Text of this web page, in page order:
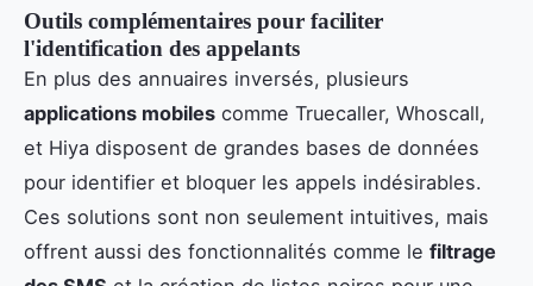
Outils complémentaires pour faciliter
l'identification des appelants
En plus des annuaires inversés, plusieurs
applications mobiles comme Truecaller, Whoscall,
et Hiya disposent de grandes bases de données
pour identifier et bloquer les appels indésirables.
Ces solutions sont non seulement intuitives, mais
offrent aussi des fonctionnalités comme le filtrage